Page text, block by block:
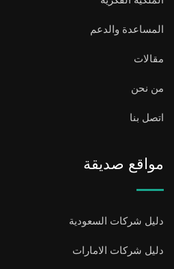
المساعدة والدعم
مقالات
من نحن
اتصل بنا
مواقع صديقة
دليل شركات السعودية
دليل شركات الامارات